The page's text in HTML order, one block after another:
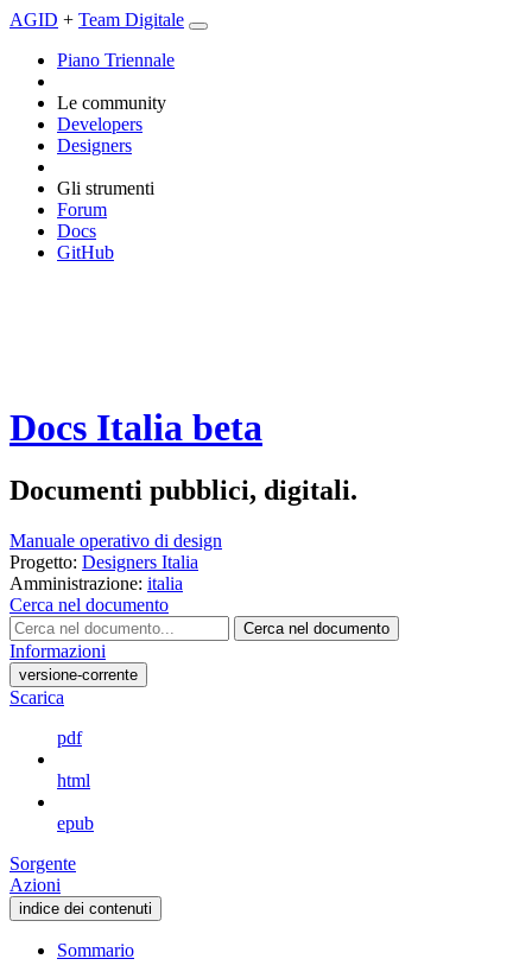
AGID + Team Digitale
Piano Triennale
Le community
Developers
Designers
Gli strumenti
Forum
Docs
GitHub
Docs Italia beta
Documenti pubblici, digitali.
Manuale operativo di design
Progetto: Designers Italia
Amministrazione: italia
Cerca nel documento
Cerca nel documento
Informazioni
versione-corrente
Scarica
pdf
html
epub
Sorgente
Azioni
indice dei contenuti
Sommario